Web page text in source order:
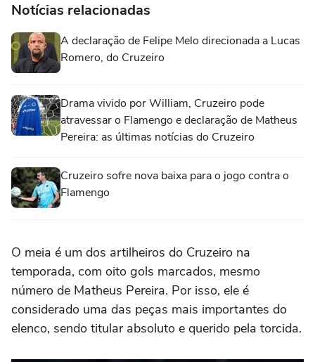
Notícias relacionadas
A declaração de Felipe Melo direcionada a Lucas
Romero, do Cruzeiro
Drama vivido por William, Cruzeiro pode
atravessar o Flamengo e declaração de Matheus
Pereira: as últimas notícias do Cruzeiro
Cruzeiro sofre nova baixa para o jogo contra o
Flamengo
O meia é um dos artilheiros do Cruzeiro na
temporada, com oito gols marcados, mesmo
número de Matheus Pereira. Por isso, ele é
considerado uma das peças mais importantes do
elenco, sendo titular absoluto e querido pela torcida.